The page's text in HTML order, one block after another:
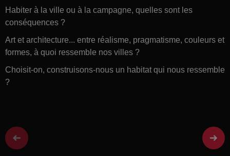
Habiter à la ville ou à la campagne, quelles sont les
conséquences ?
Art et architecture... entre réalisme, pragmatisme, couleurs et
formes, à quoi ressemble nos villes ?
Choisit-on, construisons-nous un habitat qui nous ressemble
?